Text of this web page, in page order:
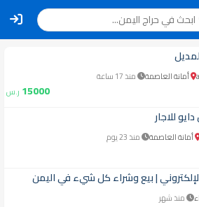
أمانة العاصمة منذ 17 ساعة
15000 ر.س
للاجار
أمانة العاصمة منذ 23 يوم
| بيع وشراء كل شيء في اليمن
منذ شهر